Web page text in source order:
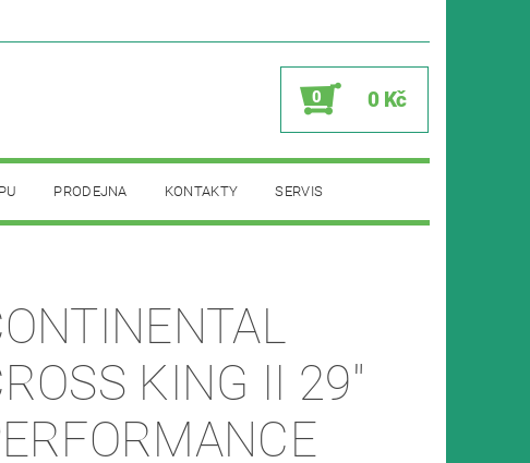
0 0 Kč
PRODEJNA KONTAKTY SERVIS
KING II 29"